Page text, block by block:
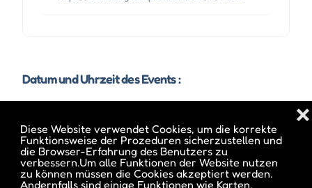
Diese Website verwendet Cookies, um die korrekte
Funktionsweise der Prozeduren sicherzustellen und
die Browser-Erfahrung des Benutzers zu
verbessern.Um alle Funktionen der Website nutzen
zu können müssen die Cookies akzeptiert werden.
Andernfalls sind einige Funktionen wie Karten,
❌
Datum und Uhrzeit des Events :